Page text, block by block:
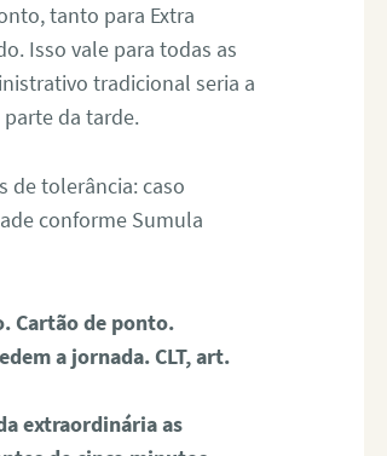
tanto para Extra
Isso vale para todas as
tradicional seria a
da tarde.
de tolerância: caso
conforme Sumula
Cartão de ponto.
a jornada. CLT, art.
extraordinária as